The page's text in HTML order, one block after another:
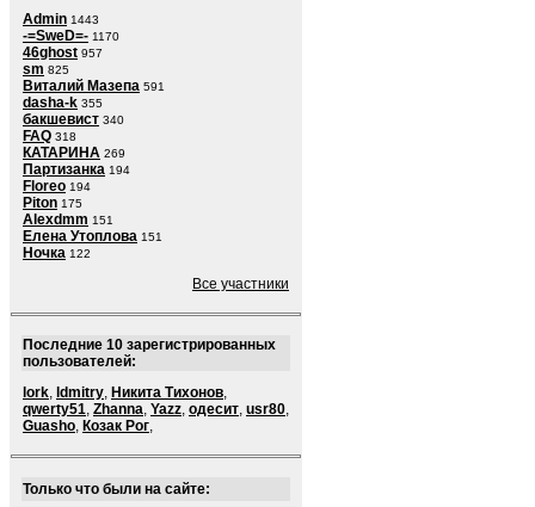
Admin 1443
-=SweD=- 1170
46ghost 957
sm 825
Виталий Мазепа 591
dasha-k 355
бакшевист 340
FAQ 318
КАТАРИНА 269
Партизанка 194
Floreo 194
Piton 175
Alexdmm 151
Елена Утоплова 151
Ночка 122
Все участники
Последние 10 зарегистрированных
пользователей:
lork, ldmitry, Никита Тихонов,
qwerty51, Zhanna, Yazz, одесит, usr80,
Guasho, Козак Рог,
Только что были на сайте: